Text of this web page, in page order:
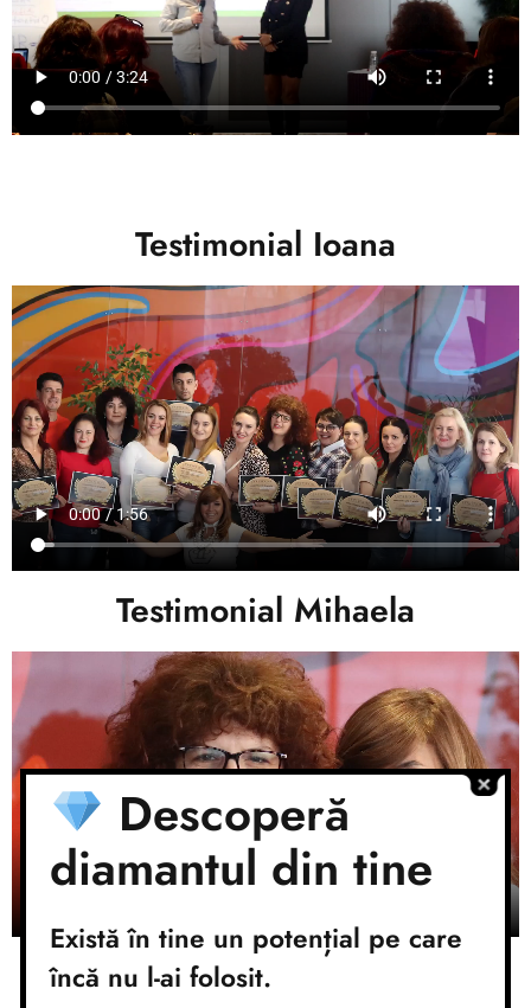
Testimonial Ioana
Testimonial Mihaela
Testimonial Alin
Descoperă
diamantul din tine
Există în tine un potențial pe care
încă nu l-ai folosit.